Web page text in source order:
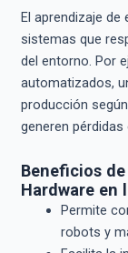
El aprendizaje
sistemas que
del entorno. Por
automatizados,
producción
generen
Beneficios
Hardware en
Permite
robots y